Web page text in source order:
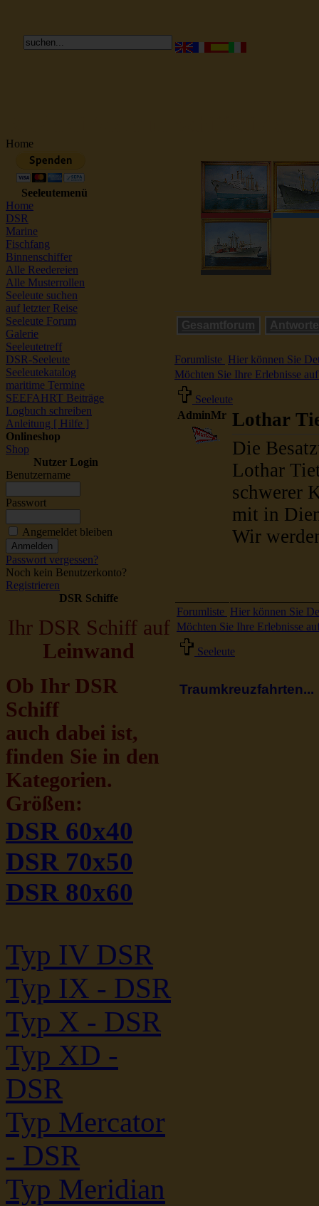
Home
Seeleutemenü
Home
DSR
Marine
Fischfang
Binnenschiffer
Alle Reedereien
Alle Musterrollen
Seeleute suchen
auf letzter Reise
Seeleute Forum
Galerie
Seeleutetreff
DSR-Seeleute
Seeleutekatalog
maritime Termine
SEEFAHRT Beiträge
Logbuch schreiben
Anleitung [ Hilfe ]
Onlineshop
Shop
Nutzer Login
Benutzername
Passwort
Angemeldet bleiben
Passwort vergessen?
Noch kein Benutzerkonto?
Registrieren
DSR Schiffe
Ihr DSR Schiff auf
Leinwand
Ob Ihr DSR
Schiff
auch dabei ist,
finden Sie in den
Kategorien.
Größen:
DSR 60x40
DSR 70x50
DSR 80x60
Typ IV DSR
Typ IX - DSR
Typ X - DSR
Typ XD -
DSR
Typ Mercator
- DSR
Typ Meridian
Gesamtforum
Forumliste Hier können Sie
Möchten Sie Ihre Erlebnisse auf
Seeleute
AdminMr Lothar
Die
Lothar
schwerer
mit in
Wir
Forumliste Hier können Sie
Möchten Sie Ihre Erlebnisse auf
Seeleute
Traumkreuzfahrten...